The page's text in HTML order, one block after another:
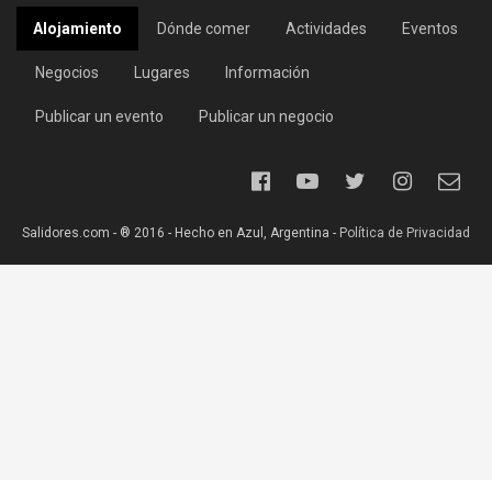
Alojamiento Dónde comer Actividades Eventos
Negocios Lugares Información
Publicar un evento Publicar un negocio
Salidores.com - ® 2016 - Hecho en Azul, Argentina - Política de Privacidad